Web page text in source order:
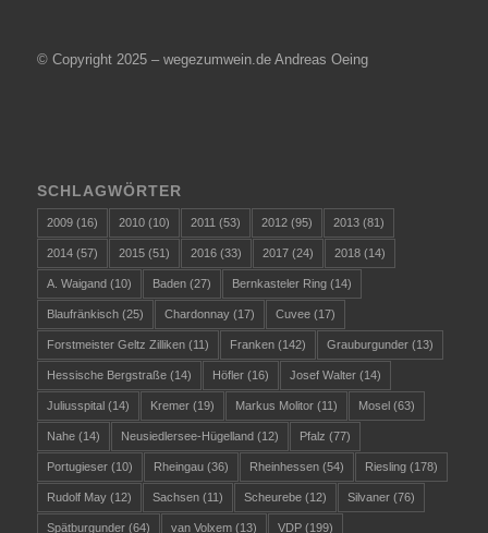
© Copyright 2025 – wegezumwein.de Andreas Oeing
SCHLAGWÖRTER
2009(16) 2010(10) 2011 (53) 2012(95) 2013(81)
2014(57) 2015(51) 2016(33) 2017(24) 2018(14)
A. Waigand (10) Baden(27) Bernkasteler Ring(14)
Blaufränkisch(25) Chardonnay(17) Cuvee(17)
Forstmeister Geltz Zilliken(11) Franken(142) Grauburgunder(13)
Hessische Bergstraße(14) Höfler(16) Josef Walter(14)
Juliusspital (14) Kremer(19) Markus Molitor(11) Mosel (63)
Nahe(14) Neusiedlersee-Hügelland (12) Pfalz (77)
Portugieser(10) Rheingau(36) Rheinhessen(54) Riesling(178)
Rudolf May(12) Sachsen(11) Scheurebe(12) Silvaner(76)
Spätburgunder(64) van Volxem(13) VDP(199)